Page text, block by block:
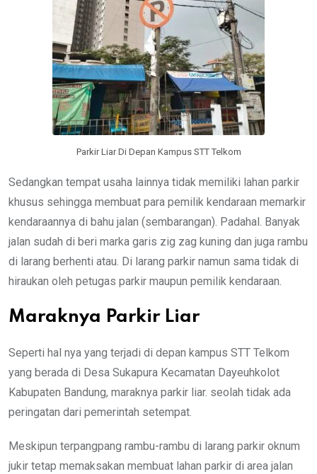
Parkir Liar Di Depan Kampus STT Telkom
Sedangkan tempat usaha lainnya tidak memiliki lahan parkir
khusus sehingga membuat para pemilik kendaraan memarkir
kendaraannya di bahu jalan (sembarangan). Padahal. Banyak
jalan sudah di beri marka garis zig zag kuning dan juga rambu
di larang berhenti atau. Di larang parkir namun sama tidak di
hiraukan oleh petugas parkir maupun pemilik kendaraan.
Maraknya Parkir Liar
Seperti hal nya yang terjadi di depan kampus STT Telkom
yang berada di Desa Sukapura Kecamatan Dayeuhkolot
Kabupaten Bandung, maraknya parkir liar. seolah tidak ada
peringatan dari pemerintah setempat.
Meskipun terpangpang rambu-rambu di larang parkir oknum
jukir tetap memaksakan membuat lahan parkir di area jalan